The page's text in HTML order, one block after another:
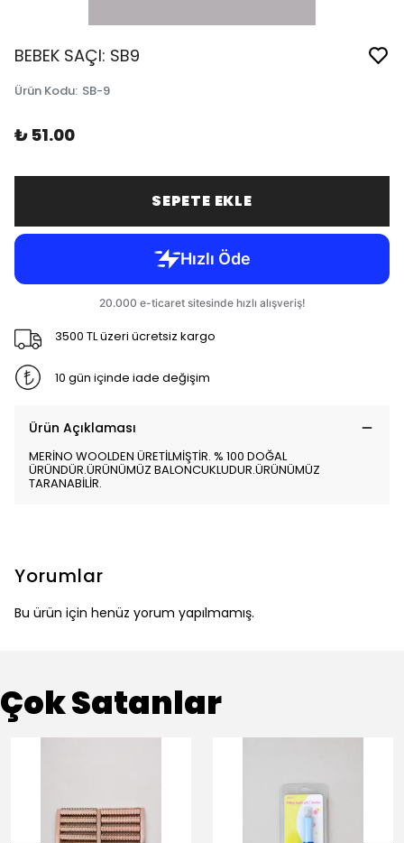
BEBEK SAÇI: SB9
Ürün Kodu: SB-9
₺ 51.00
SEPETE EKLE
3500 TL üzeri ücretsiz kargo
10 gün içinde iade değişim
Ürün Açıklaması
MERİNO WOOLDEN ÜRETİLMİŞTİR. % 100 DOĞAL
ÜRÜNDÜR.ÜRÜNÜMÜZ BALONCUKLUDUR.ÜRÜNÜMÜZ
TARANABİLİR.
Yorumlar
Bu ürün için henüz yorum yapılmamış.
Çok Satanlar